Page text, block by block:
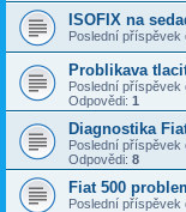
ISOFIX na
Poslední příspěvek
Problikava
Poslední příspěvek
Odpovědi: 1
Diagnostika
Poslední příspěvek
Odpovědi: 8
Fiat 500
Poslední příspěvek